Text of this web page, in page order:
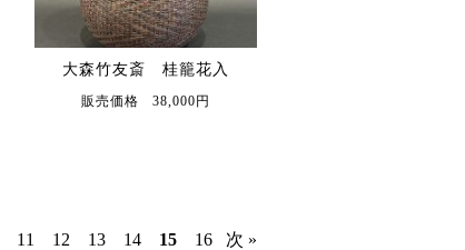
大森竹友斎 桂籠花入
販売価格 38,000円
11 12 13 14 15 16 次 »